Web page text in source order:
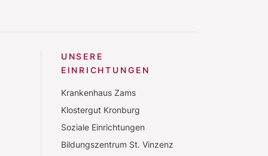
UNSERE
EINRICHTUNGEN
Krankenhaus Zams
Klostergut Kronburg
Soziale Einrichtungen
Bildungszentrum St. Vinzenz